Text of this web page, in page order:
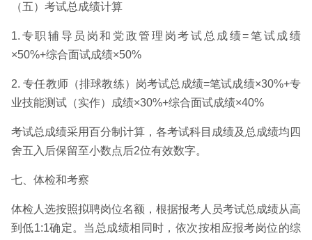
（五）考试总成绩计算
1.专职辅导员岗和党政管理岗考试总成绩=笔试成绩
×50%+综合面试成绩×50%
2. 专任教师（排球教练）岗考试总成绩=笔试成绩×30%+专
业技能测试（实作）成绩×30%+综合面试成绩×40%
考试总成绩采用百分制计算，各考试科目成绩及总成绩均四
舍五入后保留至小数点后2位有效数字。
七、体检和考察
体检人选按照拟聘岗位名额，根据报考人员考试总成绩从高
到低1:1确定。当总成绩相同时，依次按相应报考岗位的综